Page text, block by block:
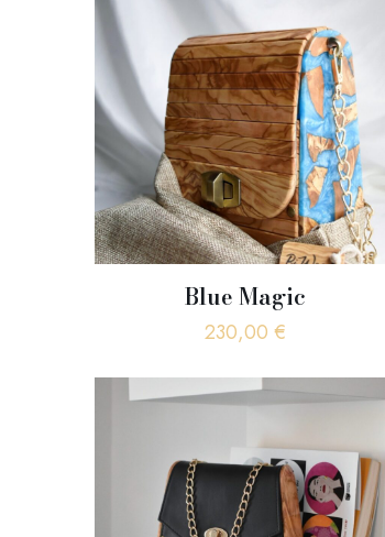
Blue Magic
230,00€